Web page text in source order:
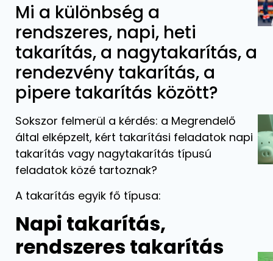
Mi a különbség a
rendszeres, napi, heti
takarítás, a nagytakarítás, a
rendezvény takarítás, a
pipere takarítás között?
Sokszor felmerül a kérdés: a Megrendelő
által elképzelt, kért takarítási feladatok napi
takarítás vagy nagytakarítás típusú
feladatok közé tartoznak?
A takarítás egyik fő típusa:
Napi takarítás,
rendszeres takarítás